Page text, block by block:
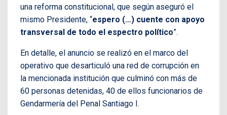
una reforma constitucional, que según aseguró el
mismo Presidente, “espero (…) cuente con apoyo
transversal de todo el espectro político”.
En detalle, el anuncio se realizó en el marco del
operativo que desarticuló una red de corrupción en
la mencionada institución que culminó con más de
60 personas detenidas, 40 de ellos funcionarios de
Gendarmería del Penal Santiago I.